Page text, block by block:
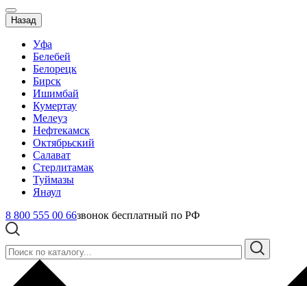
Назад
Уфа
Белебей
Белорецк
Бирск
Ишимбай
Кумертау
Мелеуз
Нефтекамск
Октябрьский
Салават
Стерлитамак
Туймазы
Янаул
8 800 555 00 66звонок бесплатный по РФ